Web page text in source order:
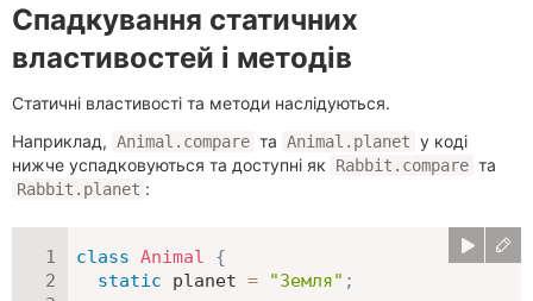
Спадкування статичних
властивостей і методів
Статичні властивості та методи наслідуються.
Наприклад, Animal.compare та Animal.planet у коді
нижче успадковуються та доступні як
Rabbit.compare та
Rabbit.planet :
class Animal
{
static planet = "Земля" ;